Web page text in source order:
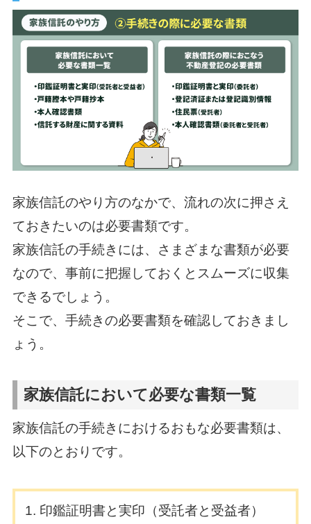
家族信託のやり方のなかで、流れの次に押さえ
ておきたいのは必要書類です。
家族信託の手続きには、さまざまな書類が必要
なので、事前に把握しておくとスムーズに収集
できるでしょう。
そこで、手続きの必要書類を確認しておきまし
ょう。
家族信託において必要な書類一覧
家族信託の手続きにおけるおもな必要書類は、
以下のとおりです。
印鑑証明書と実印（受託者と受益者）